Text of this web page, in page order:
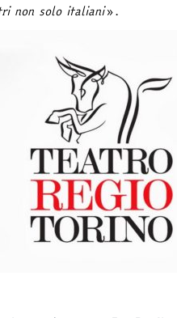
non solo italiani».